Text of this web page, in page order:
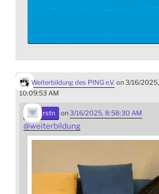
Weiterbildung des PING e.V. on 3/16/2025,
10:09:53 AM
crstn on 3/16/2025, 8:58:30 AM
@weiterbildung